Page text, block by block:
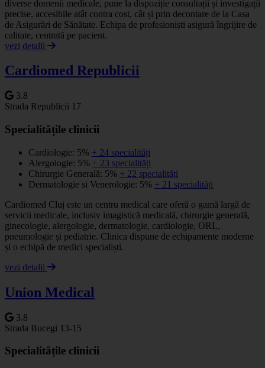
diverse domenii medicale, pune la dispoziție consultații și investigații
precise, accesibile atât contra cost, cât și prin decontare de la Casa
de Asigurări de Sănătate. Echipa de profesioniști asigură îngrijire de
calitate, centrată pe pacient.
vezi detalii
Cardiomed Republicii
3.8
Strada Republicii 17
Specialitățile clinicii
Cardiologie: 5% + 24 specialități
Alergologie: 5% + 23 specialități
Chirurgie Generală: 5% + 22 specialități
Dermatologie si Venerologie: 5% + 21 specialități
Cardiomed Cluj este un centru medical care oferă o gamă largă de
servicii medicale, inclusiv imagistică medicală, chirurgie generală,
ginecologie, alergologie, dermatologie, cardiologie, ORL,
pneumologie și pediatrie. Clinica dispune de echipamente moderne
și o echipă de medici specialiști.
vezi detalii
Union Medical
3.8
Strada Bucegi 13-15
Specialitățile clinicii